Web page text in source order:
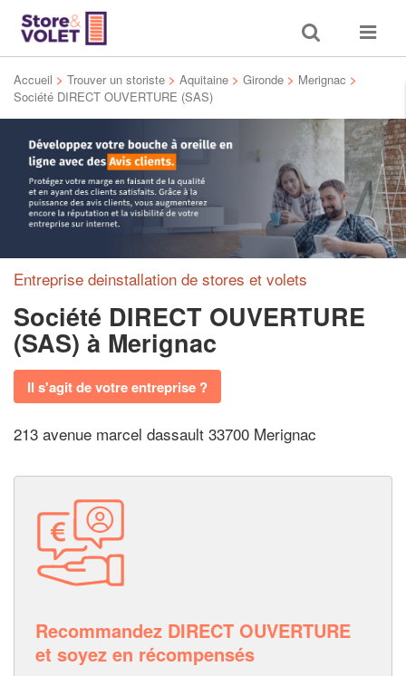
Toggle
search
Toggle
Accueil > Trouver un storiste > Aquitaine > Gironde > Merignac >
Société DIRECT OUVERTURE (SAS)
Entreprise deinstallation de stores et volets
Société DIRECT OUVERTURE
(SAS) à Merignac
Il s'agit de votre entreprise ?
213 avenue marcel dassault 33700 Merignac
Recommandez DIRECT OUVERTURE
et soyez en récompensés